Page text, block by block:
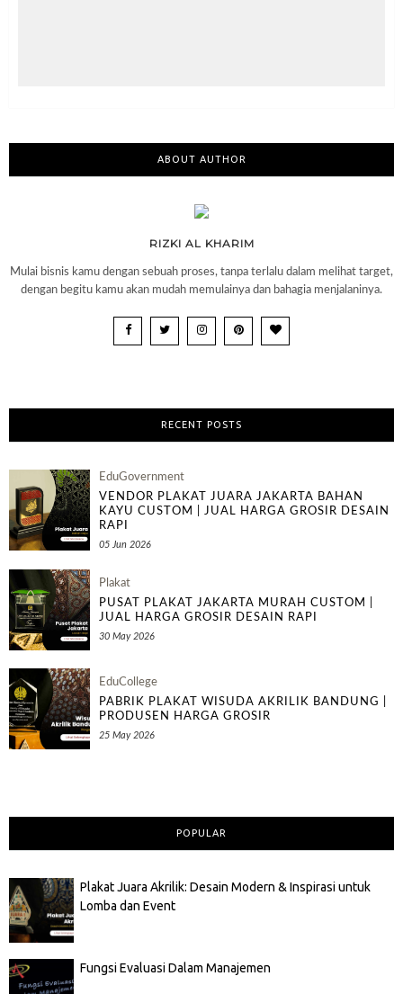
ABOUT AUTHOR
RIZKI AL KHARIM
Mulai bisnis kamu dengan sebuah proses, tanpa terlalu dalam melihat target,
dengan begitu kamu akan mudah memulainya dan bahagia menjalaninya.
RECENT POSTS
EduGovernment
VENDOR PLAKAT JUARA JAKARTA BAHAN
KAYU CUSTOM | JUAL HARGA GROSIR DESAIN
RAPI
05 Jun 2026
Plakat
PUSAT PLAKAT JAKARTA MURAH CUSTOM |
JUAL HARGA GROSIR DESAIN RAPI
30 May 2026
EduCollege
PABRIK PLAKAT WISUDA AKRILIK BANDUNG |
PRODUSEN HARGA GROSIR
25 May 2026
POPULAR
Plakat Juara Akrilik: Desain Modern & Inspirasi untuk
Lomba dan Event
Fungsi Evaluasi Dalam Manajemen